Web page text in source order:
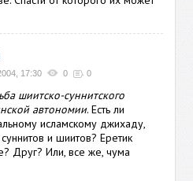
17:30 0 0
шиитско-суннитского
автономии. Есть ли
исламскому джихаду,
и шиитов? Еретик
Друг? Или, все же, чума